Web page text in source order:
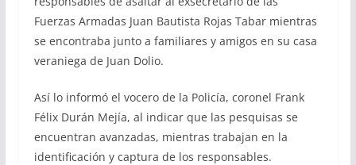
Fuerzas Armadas Juan Bautista Rojas Tabar mientras
se encontraba junto a familiares y amigos en su casa
veraniega de Juan Dolio.
Así lo informó el vocero de la Policía, coronel Frank
Félix Durán Mejía, al indicar que las pesquisas se
encuentran avanzadas, mientras trabajan en la
identificación y captura de los responsables.